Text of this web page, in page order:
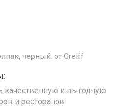
черный. от Greiff
качественную и выгодную
и ресторанов.